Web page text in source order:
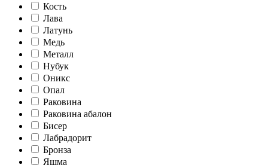
Кость
Лава
Латунь
Медь
Металл
Нубук
Оникс
Опал
Раковина
Раковина абалон
Бисер
Лабрадорит
Бронза
Яшма